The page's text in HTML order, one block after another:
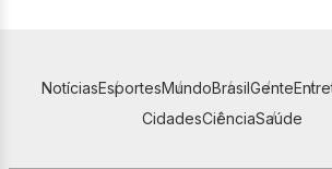
NotíciasEsportesMundoBrasilGente
CidadesCiênciaSaúde